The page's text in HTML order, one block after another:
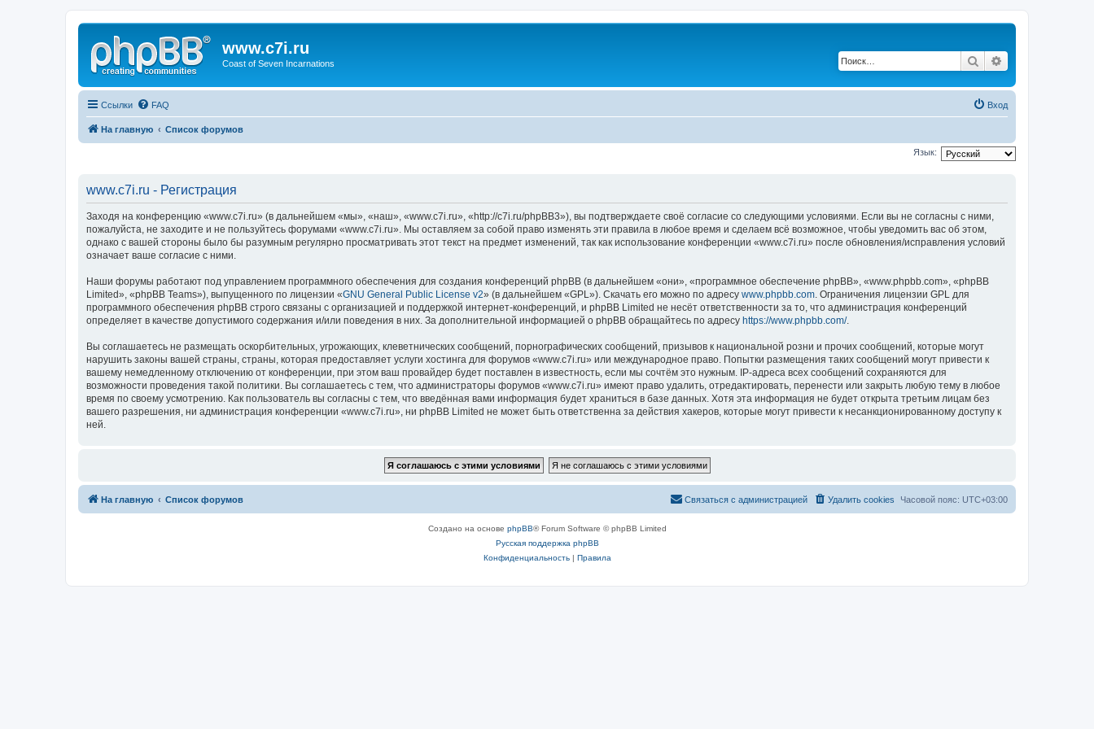
www.c7i.ru
Coast of Seven Incarnations Поиск
Ссылки FAQ Вход
На главную Список форумов
Язык:
www.c7i.ru - Регистрация
Заходя на конференцию «www.c7i.ru» (в дальнейшем «мы», «наш», «www.c7i.ru», «http://c7i.ru/phpBB3»), вы подтверждаете своё согласие со следующими условиями. Если вы не согласны с ними,
пожалуйста, не заходите и не пользуйтесь форумами «www.c7i.ru». Мы оставляем за собой право изменять эти правила в любое время и сделаем всё возможное, чтобы уведомить вас об этом,
однако с вашей стороны было бы разумным регулярно просматривать этот текст на предмет изменений, так как использование конференции «www.c7i.ru» после обновления/исправления условий
означает ваше согласие с ними.
Наши форумы работают под управлением программного обеспечения для создания конференций phpBB (в дальнейшем «они», «программное обеспечение phpBB», «www.phpbb.com», «phpBB
Limited», «phpBB Teams»), выпущенного по лицензии «GNU General Public License v2» (в дальнейшем «GPL»). Скачать его можно по адресу www.phpbb.com. Ограничения лицензии GPL для
программного обеспечения phpBB строго связаны с организацией и поддержкой интернет-конференций, и phpBB Limited не несёт ответственности за то, что администрация конференций
определяет в качестве допустимого содержания и/или поведения в них. За дополнительной информацией о phpBB обращайтесь по адресу https://www.phpbb.com/.
Вы соглашаетесь не размещать оскорбительных, угрожающих, клеветнических сообщений, порнографических сообщений, призывов к национальной розни и прочих сообщений, которые могут
нарушить законы вашей страны, страны, которая предоставляет услуги хостинга для форумов «www.c7i.ru» или международное право. Попытки размещения таких сообщений могут привести к
вашему немедленному отключению от конференции, при этом ваш провайдер будет поставлен в известность, если мы сочтём это нужным. IP-адреса всех сообщений сохраняются для
возможности проведения такой политики. Вы соглашаетесь с тем, что администраторы форумов «www.c7i.ru» имеют право удалить, отредактировать, перенести или закрыть любую тему в любое
время по своему усмотрению. Как пользователь вы согласны с тем, что введённая вами информация будет храниться в базе данных. Хотя эта информация не будет открыта третьим лицам без
вашего разрешения, ни администрация конференции «www.c7i.ru», ни phpBB Limited не может быть ответственна за действия хакеров, которые могут привести к несанкционированному доступу к
ней.
На главную Список форумов Часовой пояс: UTC+03:00
Удалить cookies
Связаться с администрацией
Создано на основе phpBB® Forum Software © phpBB Limited
Русская поддержка phpBB
Конфиденциальность| Правила